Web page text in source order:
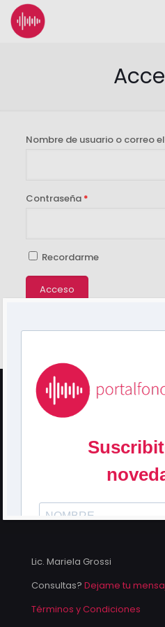
Nombre de usuario o correo
Contraseña *
Recordarme
Lic. Mariela Grossi
Consultas? Dejame tu
Términos y Condiciones